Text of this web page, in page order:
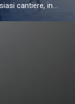
cantiere, in